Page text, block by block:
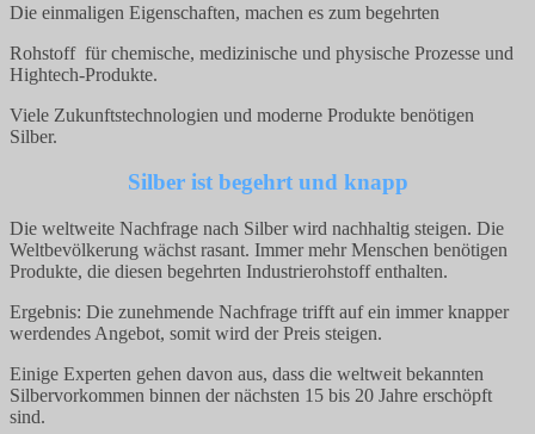
Die einmaligen Eigenschaften, machen es zum begehrten
Rohstoff für chemische, medizinische und physische Prozesse und
Hightech-Produkte.
Viele Zukunftstechnologien und moderne Produkte benötigen
Silber.
Silber ist begehrt und knapp
Die weltweite Nachfrage nach Silber wird nachhaltig steigen. Die
Weltbevölkerung wächst rasant. Immer mehr Menschen benötigen
Produkte, die diesen begehrten Industrierohstoff enthalten.
Ergebnis: Die zunehmende Nachfrage trifft auf ein immer knapper
werdendes Angebot, somit wird der Preis steigen.
Einige Experten gehen davon aus, dass die weltweit bekannten
Silbervorkommen binnen der nächsten 15 bis 20 Jahre erschöpft
sind.